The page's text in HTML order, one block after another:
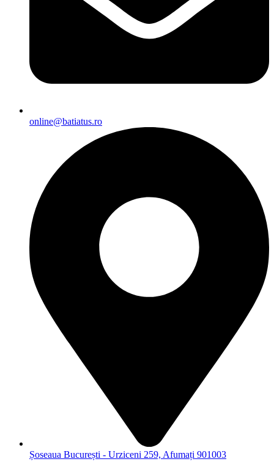
online@batiatus.ro
Șoseaua București - Urziceni 259, Afumați 901003